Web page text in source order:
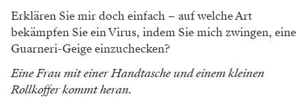
Erklären Sie mir doch einfach – auf welche Art
bekämpfen Sie ein Virus, indem Sie mich zwingen, eine
Guarneri-Geige einzuchecken?
Eine Frau mit einer Handtasche und einem kleinen
Rollkoffer kommt heran.